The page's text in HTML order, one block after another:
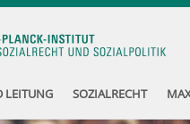
LEITUNG SOZIALRECHT